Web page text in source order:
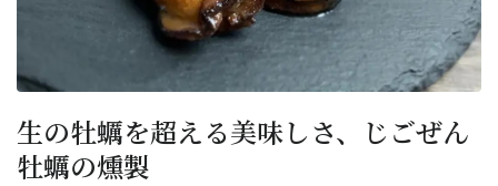
生の牡蠣を超える美味しさ、じごぜん
牡蠣の燻製